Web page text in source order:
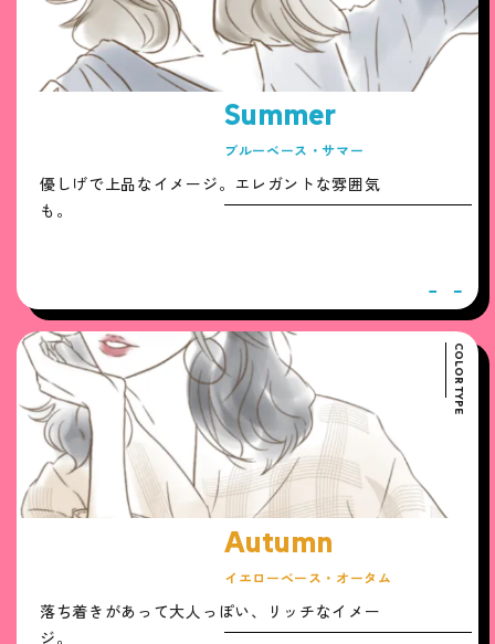
Summer
ブルーベース・サマー
優しげで上品なイメージ。エレガントな雰囲気
も。
Autumn
イエローベース・オータム
落ち着きがあって大人っぽい、リッチなイメー
ジ。
COLOR TYPE